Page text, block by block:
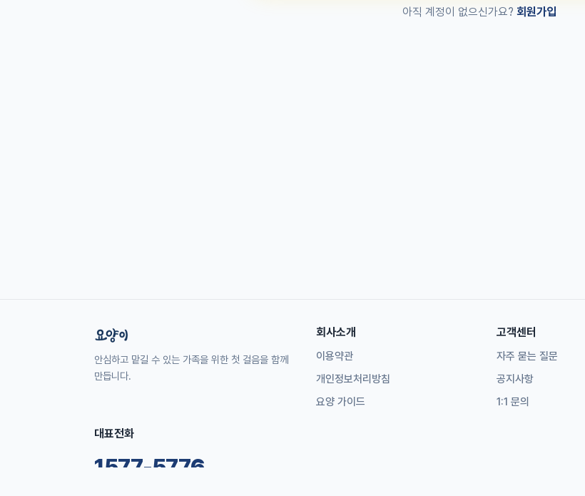
아직 계정이 없으신가요? 회원가입
안심하고 맡길 수 있는 가족을 위한 첫 걸음을 함께
만듭니다.
회사소개
이용약관
개인정보처리방침
요양 가이드
고객센터
자주 묻는 질문
공지사항
1:1 문의
대표전화
1577-5776